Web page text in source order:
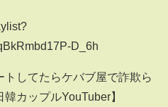
D_6h
してたらケバブ屋で詐欺ら
カップルYouTuber】